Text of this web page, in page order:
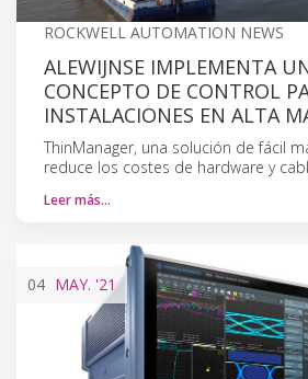
ROCKWELL AUTOMATION NEWS
ALEWIJNSE IMPLEMENTA
CONCEPTO DE CONTROL
INSTALACIONES EN ALTA
ThinManager, una solución de fácil
reduce los costes de hardware y
Leer más…
04 MAY. '21